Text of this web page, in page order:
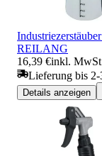
REILANG
16,39 €inkl.
Lieferung bis 2-
Details anzeigen